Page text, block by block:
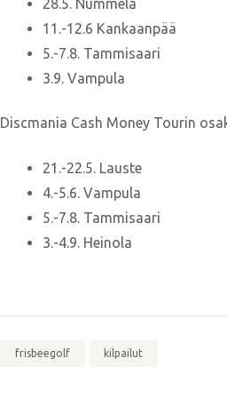
11.-12.6 Kankaanpää
5.-7.8. Tammisaari
3.9. Vampula
Discmania Cash Money Tourin
21.-22.5. Lauste
4.-5.6. Vampula
5.-7.8. Tammisaari
3.-4.9. Heinola
frisbeegolf kilpailut